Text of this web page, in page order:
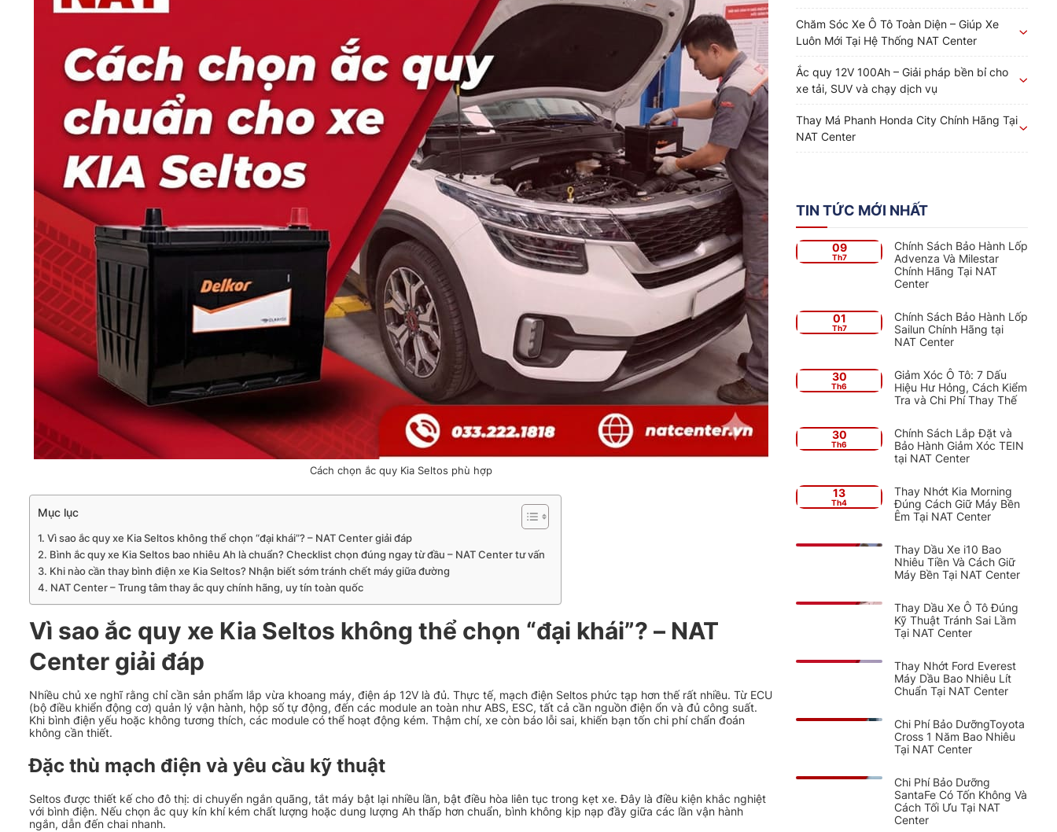
Cách chọn ắc quy Kia Seltos phù hợp
Mục lục
Vì sao ắc quy xe Kia Seltos không thể chọn “đại khái”? – NAT Center giải đáp
Bình ắc quy xe Kia Seltos bao nhiêu Ah là chuẩn? Checklist chọn đúng ngay từ đầu – NAT Center tư vấn
Khi nào cần thay bình điện xe Kia Seltos? Nhận biết sớm tránh chết máy giữa đường
NAT Center – Trung tâm thay ắc quy chính hãng, uy tín toàn quốc
Vì sao ắc quy xe Kia Seltos không thể chọn “đại khái”? – NAT
Center giải đáp
Nhiều chủ xe nghĩ rằng chỉ cần sản phẩm lắp vừa khoang máy, điện áp 12V là đủ. Thực tế, mạch điện Seltos phức tạp hơn thế rất nhiều. Từ ECU
(bộ điều khiển động cơ) quản lý vận hành, hộp số tự động, đến các module an toàn như ABS, ESC, tất cả cần nguồn điện ổn và đủ công suất.
Khi bình điện yếu hoặc không tương thích, các module có thể hoạt động kém. Thậm chí, xe còn báo lỗi sai, khiến bạn tốn chi phí chẩn đoán
không cần thiết.
Đặc thù mạch điện và yêu cầu kỹ thuật
Seltos được thiết kế cho đô thị: di chuyển ngắn quãng, tắt máy bật lại nhiều lần, bật điều hòa liên tục trong kẹt xe. Đây là điều kiện khắc nghiệt
với bình điện. Nếu chọn ắc quy kín khí kém chất lượng hoặc dung lượng Ah thấp hơn chuẩn, bình không kịp nạp đầy giữa các lần vận hành
ngắn, dẫn đến chai nhanh.
Chăm Sóc Xe Ô Tô Toàn Diện – Giúp Xe
Luôn Mới Tại Hệ Thống NAT Center
Ắc quy 12V 100Ah – Giải pháp bền bỉ cho
xe tải, SUV và chạy dịch vụ
Thay Má Phanh Honda City Chính Hãng Tại
NAT Center
TIN TỨC MỚI NHẤT
09
Th7
Chính Sách Bảo Hành Lốp
Advenza Và Milestar
Chính Hãng Tại NAT
Center
01
Th7
Chính Sách Bảo Hành Lốp
Sailun Chính Hãng tại
NAT Center
30
Th6
Giảm Xóc Ô Tô: 7 Dấu
Hiệu Hư Hỏng, Cách Kiểm
Tra và Chi Phí Thay Thế
30
Th6
Chính Sách Lắp Đặt và
Bảo Hành Giảm Xóc TEIN
tại NAT Center
13
Th4
Thay Nhớt Kia Morning
Đúng Cách Giữ Máy Bền
Êm Tại NAT Center
Thay Dầu Xe i10 Bao
Nhiêu Tiền Và Cách Giữ
Máy Bền Tại NAT Center
Thay Dầu Xe Ô Tô Đúng
Kỹ Thuật Tránh Sai Lầm
Tại NAT Center
Thay Nhớt Ford Everest
Máy Dầu Bao Nhiêu Lít
Chuẩn Tại NAT Center
Chi Phí Bảo DưỡngToyota
Cross 1 Năm Bao Nhiêu
Tại NAT Center
Chi Phí Bảo Dưỡng
SantaFe Có Tốn Không Và
Cách Tối Ưu Tại NAT
Center